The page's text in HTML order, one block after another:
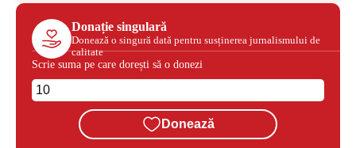
Donație singulară
Donează o singură dată pentru susținerea jurnalismului de
calitate
Scrie suma pe care dorești să o donezi
Donează